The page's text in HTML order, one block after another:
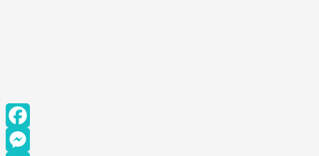
Facebook